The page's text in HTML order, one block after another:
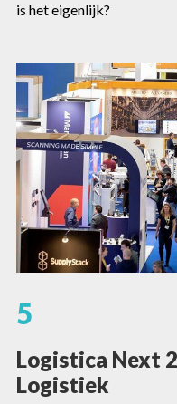
is het eigenlijk?
5
Logistica Next
Logistiek